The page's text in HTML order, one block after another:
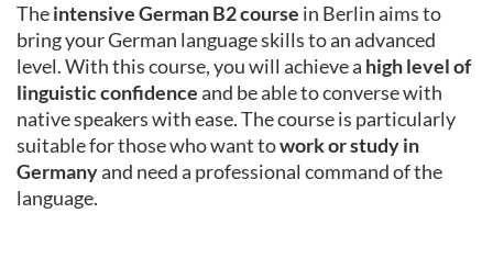
Theintensive German B2 course in Berlin aims to
bring your German language skills to an advanced
level. With this course, you will achieve a high level of
linguistic confidenceand be able to converse with
native speakers with ease. The course is particularly
suitable for those who want towork or study in
Germanyand need a professional command of the
language.